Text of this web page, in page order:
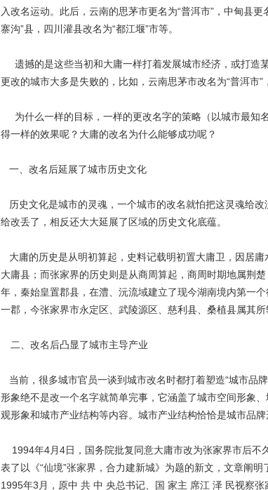
入改名运动。此后，云南的思茅市更名为“普洱市”，中甸县更
寨沟”县，四川灌县改名为“都江堰”市等。
遗撼的是这些当初和大庸一样打着发展城市经济，或打造
更改的城市大多是失败的，比如，云南思茅市改名为“普洱市”
为什么一样的目标，一样的更改名字的策略（以城市最知
得一样的效果呢？大庸的改名为什么能够成功呢？
一、改名后延展了城市历史文化
历史文化是城市的灵魂，一个城市的改名就怕把这灵魂给
给改丢了，相反还大大延展了区域的历史文化底蕴。
大庸的历史是从明初算起，史料记载明初置大庸卫，因居
大庸县；而张家界的历史则是从商周算起，商周时期地属荆
年，秦始皇置郡县，在澧、沅流域建立了现今湖南境内第一
一郡，今张家界市永定区、武陵源区、慈利县、桑植县属其所
二、改名后凸显了城市主导产业
当前，很多城市官员一谈到城市改名时都打着塑造“城市品
形象绝不是改一个名字就简单完事，它涵盖了城市空间形象
观形象和城市产业结构等内容。城市产业结构恰恰是城市品牌
1994年4月4日，国务院批复同意大庸市改为张家界市后不
表了以《“仙境”张家界，合力建新城》为题的新文，文章阐明
1995年3月，原中 共 中 央总书记、国 家主 席江 泽 民视察